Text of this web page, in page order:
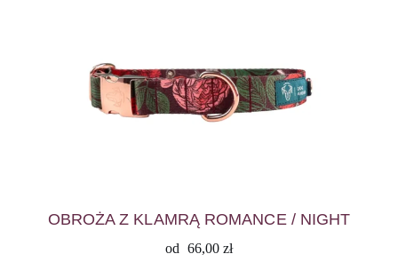
OBROŻA Z KLAMRĄ ROMANCE / NIGHT
od 66,00 zł